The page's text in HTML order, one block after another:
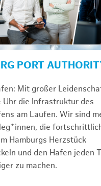
PORT
Mit großer
Uhr die Infrastruktur des
am Laufen. Wir sind
die
Hamburgs Herzstück
und den Hafen jeden
zu machen.